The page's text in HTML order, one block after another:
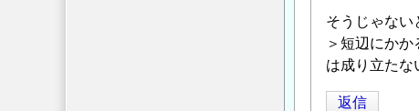
そうじゃない
＞短辺にか
は成り立たな
返信